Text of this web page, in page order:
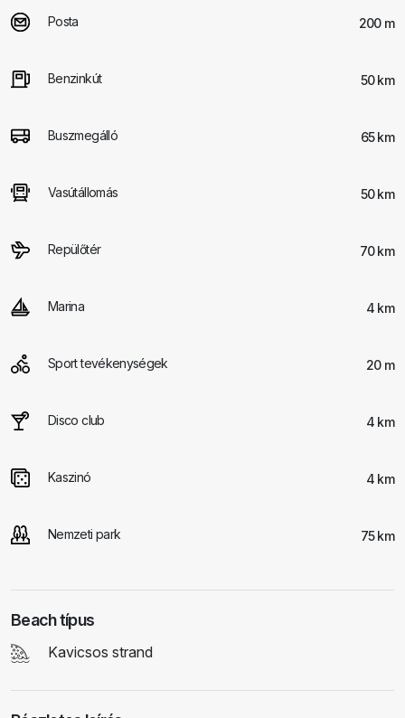
Posta 200 m
Benzinkút 50 km
Buszmegálló 65 km
Vasútállomás 50 km
Repülőtér 70 km
Marina 4 km
Sport tevékenységek 20 m
Disco club 4 km
Kaszinó 4 km
Nemzeti park 75 km
Beach típus
Kavicsos strand